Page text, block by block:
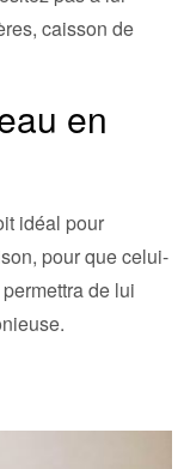
caisson de
en
idéal pour
pour que celui-
de lui